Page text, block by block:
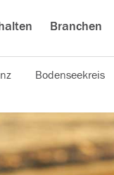
Branchen
Bodenseekreis